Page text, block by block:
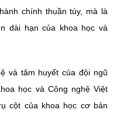
chính thuần túy, mà là
dài hạn của khoa học và
và tâm huyết của đội ngũ
học và Công nghệ Việt
cột của khoa học cơ bản